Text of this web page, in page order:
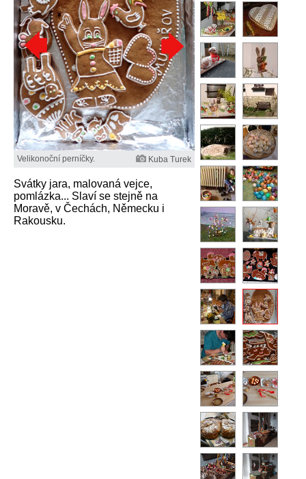
Velikonoční perníčky. Kuba Turek
Svátky jara, malovaná vejce,
pomlázka... Slaví se stejně na
Moravě, v Čechách, Německu i
Rakousku.